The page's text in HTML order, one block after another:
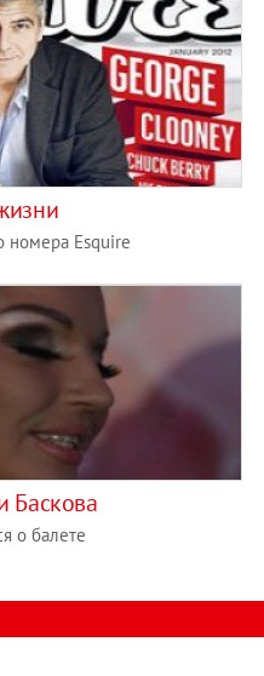
номера Esquire
Баскова
о балете